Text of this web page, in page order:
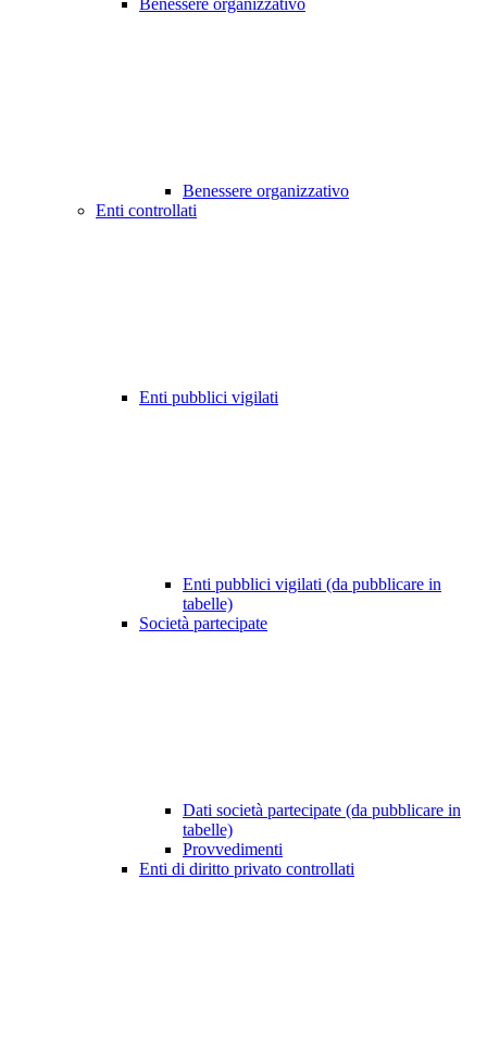
Benessere organizzativo
Benessere organizzativo
Enti controllati
Enti pubblici vigilati
Enti pubblici vigilati (da pubblicare in
tabelle)
Società partecipate
Dati società partecipate (da pubblicare in
tabelle)
Provvedimenti
Enti di diritto privato controllati